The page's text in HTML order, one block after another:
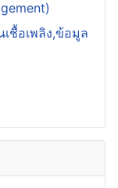
ชื้อเพลิง,ข้อมูล